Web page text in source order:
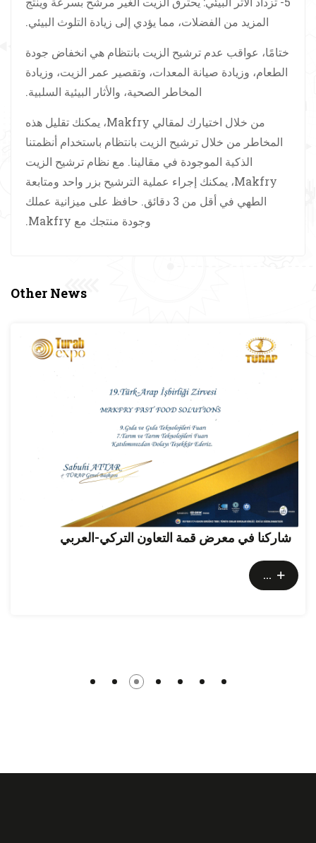
المزيد من الفضلات، مما يؤدي إلى زيادة التلوث البيئي.
ختامًا، عواقب عدم ترشيح الزيت بانتظام هي انخفاض جودة
الطعام، وزيادة صيانة المعدات، وتقصير عمر الزيت، وزيادة
المخاطر الصحية، والأثار البيئية السلبية.
من خلال اختيارك لمقالي Makfry، يمكنك تقليل هذه
المخاطر من خلال ترشيح الزيت بانتظام باستخدام أنظمتنا
الذكية الموجودة في مقالينا. مع نظام ترشيح الزيت
Makfry، يمكنك إجراء عملية الترشيح بزر واحد ومتابعة
الطهي في أقل من 3 دقائق. حافظ على ميزانية عملك
وجودة منتجك مع Makfry.
Other News
شاركنا في معرض قمة التعاون التركي-العربي
...